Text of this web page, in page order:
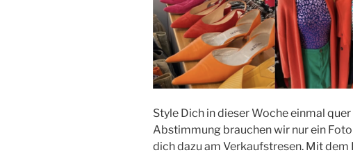
Style Dich in dieser Woche einmal
Abstimmung brauchen wir nur ein
dich dazu am Verkaufstresen. Mit